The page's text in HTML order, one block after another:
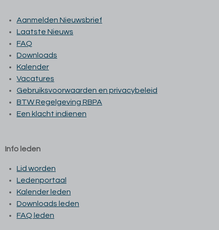
Aanmelden Nieuwsbrief
Laatste Nieuws
FAQ
Downloads
Kalender
Vacatures
Gebruiksvoorwaarden en privacybeleid
BTW Regelgeving RBPA
Een klacht indienen
Info leden
Lid worden
Ledenportaal
Kalender leden
Downloads leden
FAQ leden